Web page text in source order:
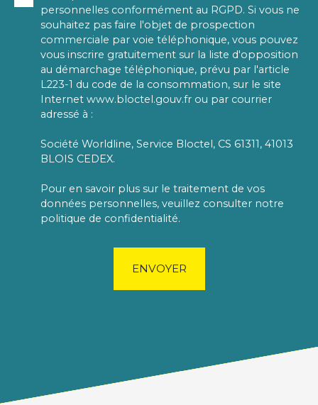
personnelles conformément au RGPD. Si vous ne
souhaitez pas faire l'objet de prospection
commerciale par voie téléphonique, vous pouvez
vous inscrire gratuitement sur la liste d'opposition
au démarchage téléphonique, prévu par l'article
L223-1 du code de la consommation, sur le site
Internet www.bloctel.gouv.fr ou par courrier
adressé à :
Société Worldline, Service Bloctel, CS 61311, 41013
BLOIS CEDEX.
Pour en savoir plus sur le traitement de vos
données personnelles, veuillez consulter notre
politique de confidentialité.
ENVOYER